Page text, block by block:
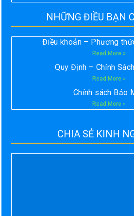
NHỮNG ĐIỀU BẠN
Điều khoản – Phương
Read More »
Quy Định – Chính
Read More »
Chính sách Bảo
Read More »
CHIA SẺ KINH